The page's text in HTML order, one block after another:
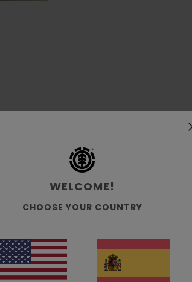
WELCOME!
CHOOSE YOUR COUNTRY